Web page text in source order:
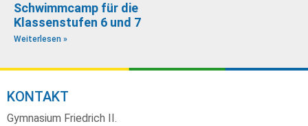
Schwimmcamp für die
Klassenstufen 6 und 7
Weiterlesen »
KONTAKT
Gymnasium Friedrich II.